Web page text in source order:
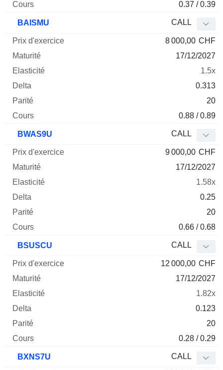
0.37 / 0.39
BAISMU CALL
8 000,00 CHF
17/12/2027
1.5x
0.313
20
0.88 / 0.89
BWAS9U CALL
9 000,00 CHF
17/12/2027
1.58x
0.25
20
0.66 / 0.68
BSUSCU CALL
12 000,00 CHF
17/12/2027
1.82x
0.123
20
0.28 / 0.29
BXNS7U CALL